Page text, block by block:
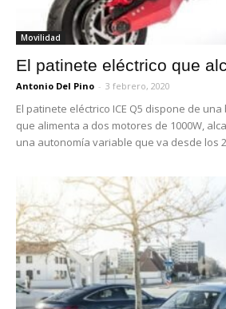
Movilidad
El patinete eléctrico que
Antonio Del Pino - 3 febrero, 2020
El patinete eléctrico ICE Q5 dispone de
que alimenta a dos motores de 1000W,
una autonomía variable que va desde los